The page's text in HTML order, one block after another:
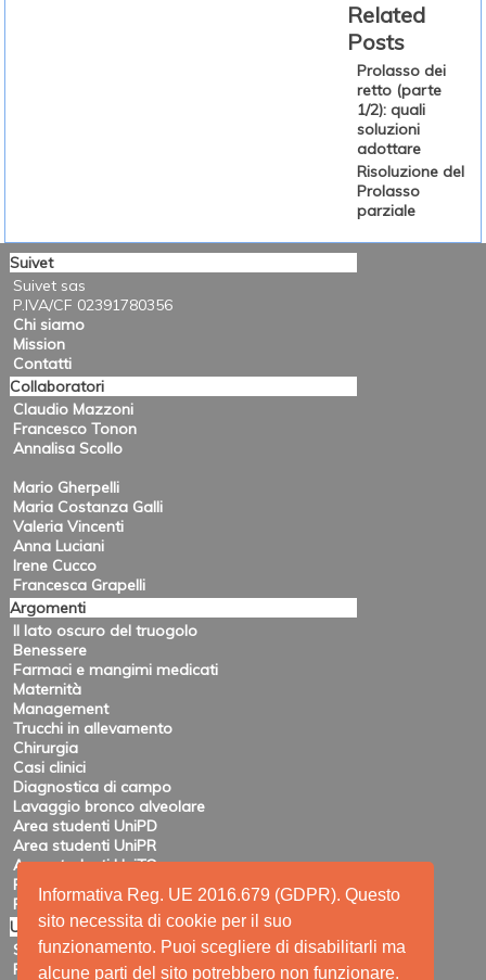
Informativa Reg. UE 2016.679 (GDPR). Questo
sito necessita di cookie per il suo
funzionamento. Puoi scegliere di disabilitarli ma
alcune parti del sito potrebbero non funzionare.
Related
Posts
Prolasso dei
retto (parte
1/2): quali
soluzioni
adottare
Risoluzione del
Prolasso
parziale
Suivet
Suivet sas
P.IVA/CF 02391780356
Chi siamo
Mission
Contatti
Collaboratori
Claudio Mazzoni
Francesco Tonon
Annalisa Scollo
Mario Gherpelli
Maria Costanza Galli
Valeria Vincenti
Anna Luciani
Irene Cucco
Francesca Grapelli
Argomenti
Il lato oscuro del truogolo
Benessere
Farmaci e mangimi medicati
Maternità
Management
Trucchi in allevamento
Chirurgia
Casi clinici
Diagnostica di campo
Lavaggio bronco alveolare
Area studenti UniPD
Area studenti UniPR
Area studenti UniTO
Recensioni di eventi
Pubblicazioni e ricerca
Utility
Siti amici
Ricerca